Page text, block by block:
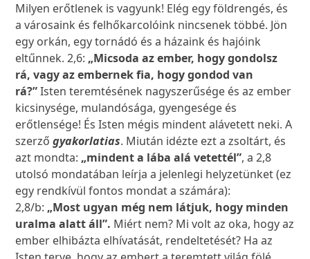
Milyen erőtlenek is vagyunk! Elég egy földrengés, és
a városaink és felhőkarcolóink nincsenek többé. Jön
egy orkán, egy tornádó és a házaink és hajóink
eltűnnek. 2,6: „Micsoda az ember, hogy gondolsz
rá, vagy az embernek fia, hogy gondod van
rá?”Isten teremtésének nagyszerűsége és az ember
kicsinysége, mulandósága, gyengesége és
erőtlensége! És Isten mégis mindent alávetett neki. A
szerzőgyakorlatias. Miután idézte ezt a zsoltárt, és
azt mondta: „mindent a lába alá vetettél”, a 2,8
utolsó mondatában leírja a jelenlegi helyzetünket (ez
egy rendkívül fontos mondat a számára):
2,8/b: „Most ugyan még nem látjuk, hogy minden
uralma alatt áll”. Miért nem? Mi volt az oka, hogy az
ember elhibázta elhívatását, rendeltetését? Ha az